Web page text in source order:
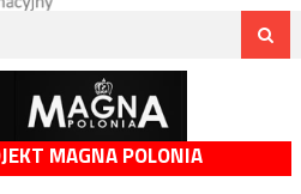
MAGNA POLONIA